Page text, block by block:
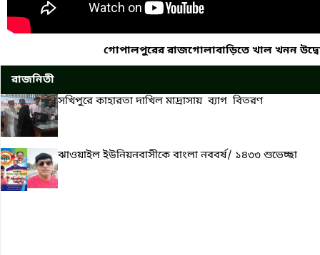
গোপালপুরের রাজগোলাবাড়িতে খাল খনন
রাজনিতী
সখিপুরে কাহারতা দাখিল মাদ্রাসায় ব্যাগ বিতরণ
ঝাওয়াইল ইউনিয়নবাসীকে বাংলা নববর্ষ/ ১৪৩৩ শুভেচ্ছা